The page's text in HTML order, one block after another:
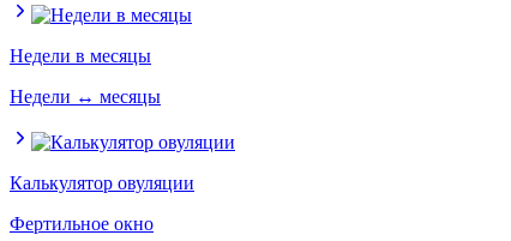
Недели в месяцы
Недели ↔ месяцы
Калькулятор овуляции
Фертильное окно